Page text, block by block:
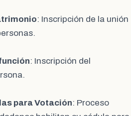
: Inscripción de la unión
: Inscripción del
para Votación: Proceso